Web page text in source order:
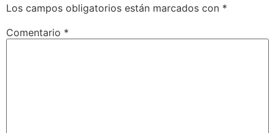
Los campos obligatorios están marcados con *
Comentario *